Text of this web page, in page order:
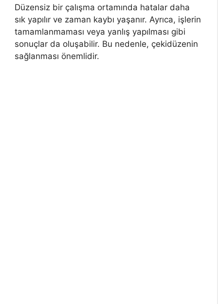
Düzensiz bir çalışma ortamında hatalar daha
sık yapılır ve zaman kaybı yaşanır. Ayrıca, işlerin
tamamlanmaması veya yanlış yapılması gibi
sonuçlar da oluşabilir. Bu nedenle, çekidüzenin
sağlanması önemlidir.